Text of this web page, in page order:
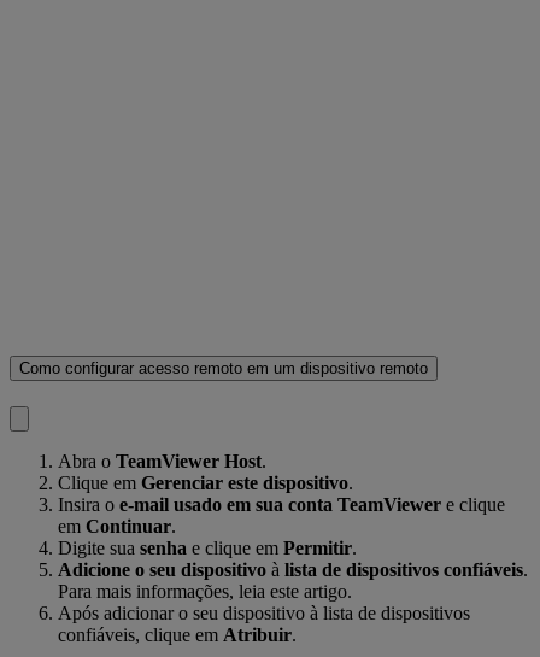
Como configurar acesso remoto em um dispositivo remoto
Abra o TeamViewer Host.
Clique em Gerenciar este dispositivo.
Insira o e-mail usado em sua conta TeamViewer e clique
em Continuar.
Digite sua senha e clique em Permitir.
Adicione o seu dispositivo à lista de dispositivos confiáveis.
Para mais informações, leia este artigo.
Após adicionar o seu dispositivo à lista de dispositivos
confiáveis, clique em Atribuir.